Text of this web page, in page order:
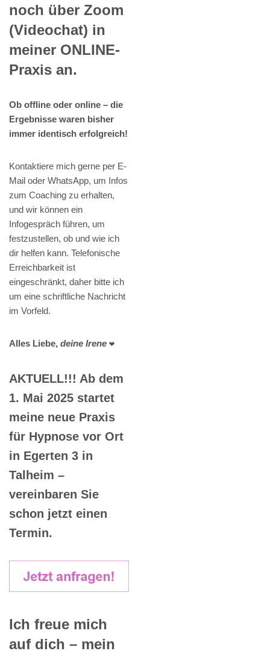
noch über Zoom
(Videochat) in
meiner ONLINE-
Praxis an.
Ob offline oder online – die
Ergebnisse waren bisher
immer identisch erfolgreich!
Kontaktiere mich gerne per E-
Mail oder WhatsApp, um Infos
zum Coaching zu erhalten,
und wir können ein
Infogespräch führen, um
festzustellen, ob und wie ich
dir helfen kann. Telefonische
Erreichbarkeit ist
eingeschränkt, daher bitte ich
um eine schriftliche Nachricht
im Vorfeld.
Alles Liebe, deine Irene ❤️
AKTUELL!!! Ab dem
1. Mai 2025 startet
meine neue Praxis
für Hypnose vor Ort
in Egerten 3 in
Talheim –
vereinbaren Sie
schon jetzt einen
Termin.
Ich freue mich
auf dich – mein